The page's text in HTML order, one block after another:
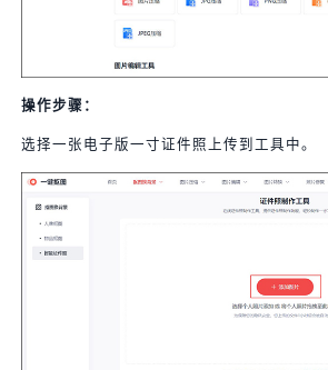
操作步骤：
选择一张电子版一寸证件照上传到工具中。